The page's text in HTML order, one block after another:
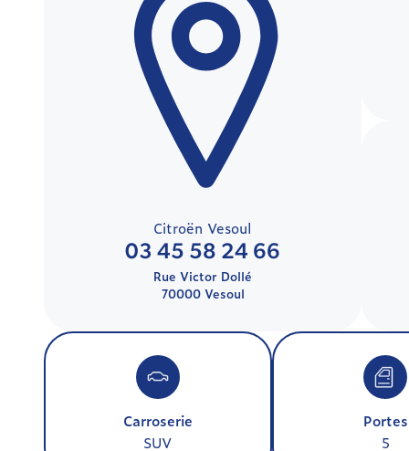
Citroën Vesoul
03 45 58 24 66
Rue Victor Dollé
70000 Vesoul
Carroserie
SUV
Portes
5